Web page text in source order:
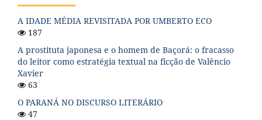
A IDADE MÉDIA REVISITADA POR UMBERTO ECO
187
A prostituta japonesa e o homem de Baçorá: o fracasso
do leitor como estratégia textual na ficção de Valêncio
Xavier
63
O PARANÁ NO DISCURSO LITERÁRIO
47